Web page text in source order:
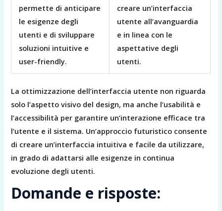
permette di anticipare
le esigenze degli
utenti e di sviluppare
soluzioni intuitive e
user-friendly.
creare un’interfaccia
utente all’avanguardia
e in linea con le
aspettative degli
utenti.
La ottimizzazione dell’interfaccia utente non riguarda
solo l’aspetto visivo del design, ma anche l’usabilità e
l’accessibilità per garantire un’interazione efficace tra
l’utente e il sistema. Un’approccio futuristico consente
di creare un’interfaccia intuitiva e facile da utilizzare,
in grado di adattarsi alle esigenze in continua
evoluzione degli utenti.
Domande e risposte: